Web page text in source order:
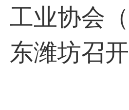
工业协会
东潍坊召开